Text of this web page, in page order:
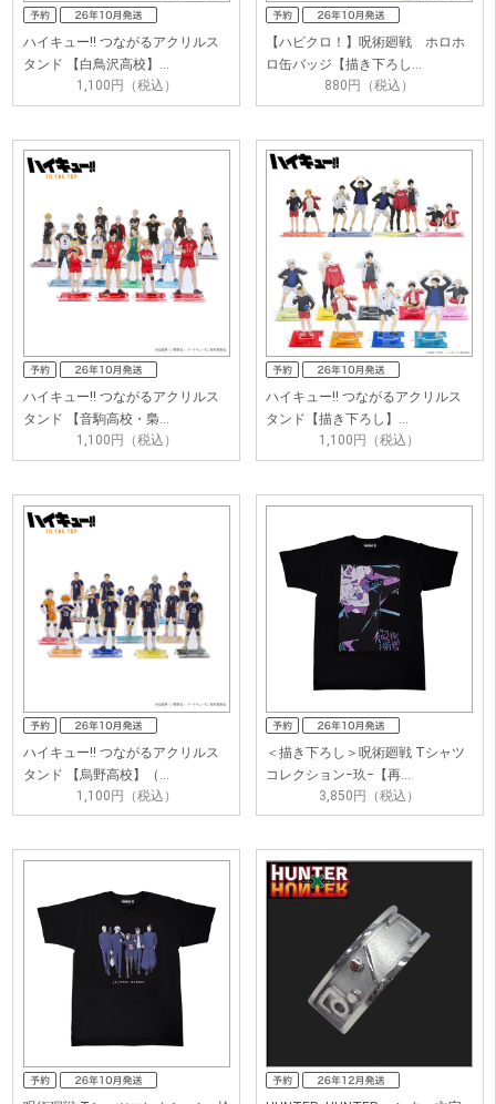
ハイキュー!! つながるアクリルス
タンド 【白鳥沢高校】…
1,100円（税込）
【ハピクロ！】呪術廻戦 ホロホ
ロ缶バッジ【描き下ろし…
880円（税込）
ハイキュー!! つながるアクリルス
タンド 【音駒高校・梟…
1,100円（税込）
ハイキュー!! つながるアクリルス
タンド【描き下ろし】…
1,100円（税込）
ハイキュー!! つながるアクリルス
タンド 【烏野高校】（…
1,100円（税込）
＜描き下ろし＞呪術廻戦 Tシャツ
コレクション−玖−【再…
3,850円（税込）